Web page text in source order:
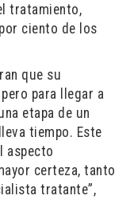
tratamiento,
ciento de los
que su
para llegar a
etapa de un
tiempo. Este
aspecto
certeza, tanto
tratante”,